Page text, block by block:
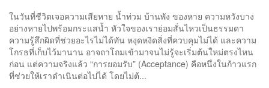
ในวันที่ชีวิตเจอความเสียหาย น้ำท่วม บ้านพัง ของหาย ความหวังบาง
อย่างหายไปพร้อมกระแสน้ำ หัวใจของเราย่อมสั่นไหวเป็นธรรมดา
ความรู้สึกผิดที่ช่วยอะไรไม่ได้ทัน หงุดหงิดสิ่งที่ควบคุมไม่ได้ และความ
โกรธที่เก็บไว้มานาน อาจถาโถมเข้ามาจนไม่รู้จะเริ่มต้นใหม่ตรงไหน
ก่อน แต่ความจริงแล้ว “การยอมรับ” (Acceptance) คือหนึ่งในก้าวแรก
ที่ช่วยให้เราดำเนินต่อไปได้ โดยไม่ต้...